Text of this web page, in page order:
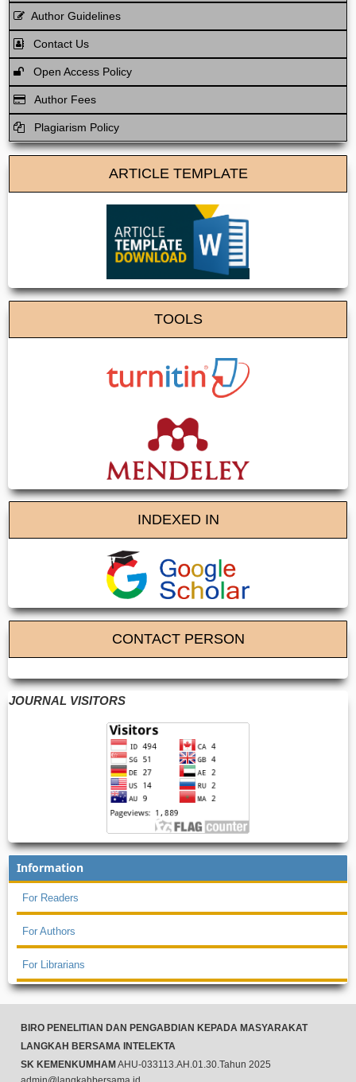
Author Guidelines
Contact Us
Open Access Policy
Author Fees
Plagiarism Policy
ARTICLE TEMPLATE
TOOLS
INDEXED IN
CONTACT PERSON
JOURNAL VISITORS
Information
For Readers
For Authors
For Librarians
BIRO PENELITIAN DAN PENGABDIAN KEPADA MASYARAKAT
LANGKAH BERSAMA INTELEKTA
SK KEMENKUMHAM AHU-033113.AH.01.30.Tahun 2025
admin@langkahbersama.id